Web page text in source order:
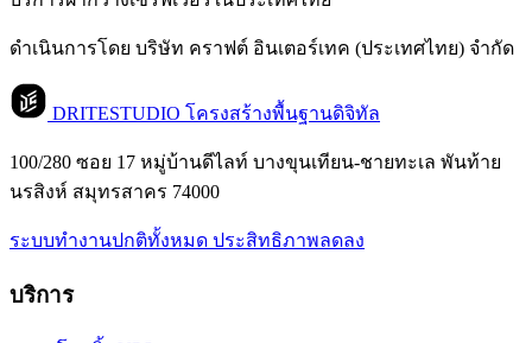
ดำเนินการโดย บริษัท คราฟต์ อินเตอร์เทค (ประเทศไทย) จำกัด
DRITESTUDIO โครงสร้างพื้นฐานดิจิทัล
100/280 ซอย 17 หมู่บ้านดีไลท์ บางขุนเทียน-ชายทะเล พันท้าย
นรสิงห์ สมุทรสาคร 74000
ระบบทำงานปกติทั้งหมด ประสิทธิภาพลดลง
บริการ